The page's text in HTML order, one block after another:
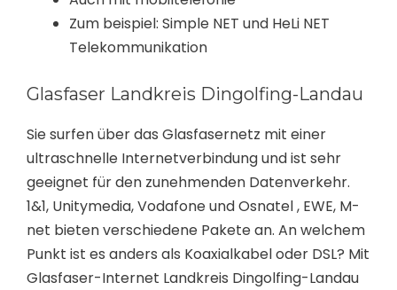
Zum beispiel: Simple NET und HeLi NET
Telekommunikation
Glasfaser Landkreis Dingolfing-Landau
Sie surfen über das Glasfasernetz mit einer
ultraschnelle Internetverbindung und ist sehr
geeignet für den zunehmenden Datenverkehr.
1&1, Unitymedia, Vodafone und Osnatel , EWE, M-
net bieten verschiedene Pakete an. An welchem
Punkt ist es anders als Koaxialkabel oder DSL? Mit
Glasfaser-Internet Landkreis Dingolfing-Landau